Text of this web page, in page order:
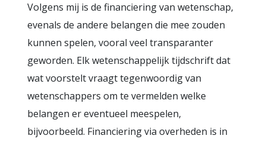
Volgens mij is de financiering van wetenschap,
evenals de andere belangen die mee zouden
kunnen spelen, vooral veel transparanter
geworden. Elk wetenschappelijk tijdschrift dat
wat voorstelt vraagt tegenwoordig van
wetenschappers om te vermelden welke
belangen er eventueel meespelen,
bijvoorbeeld. Financiering via overheden is in